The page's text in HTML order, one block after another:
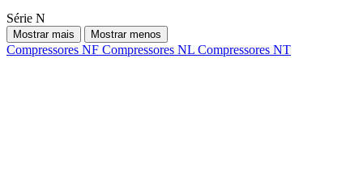
Série N
Mostrar mais Mostrar menos
Compressores NF Compressores NL Compressores NT